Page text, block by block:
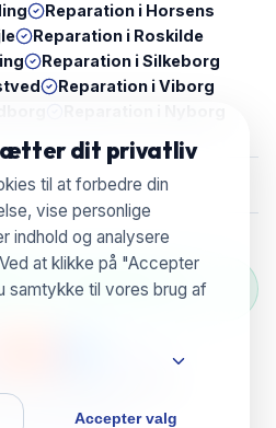
dit privatliv
til at forbedre din
vise personlige
indhold og analysere
at klikke på "Accepter
samtykke til vores brug af
Accepter valg
Reparation i Horsens
Reparation i Roskilde
Reparation i Silkeborg
Reparation i Viborg
— Vi genbruger &
ServixerSpace